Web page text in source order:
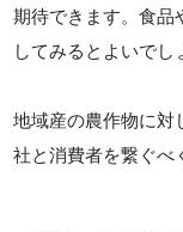
期待できます。食品
してみるとよいでし
地域産の農作物に対
社と消費者を繋ぐべ